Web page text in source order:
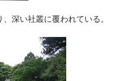
深い社叢に覆われている。